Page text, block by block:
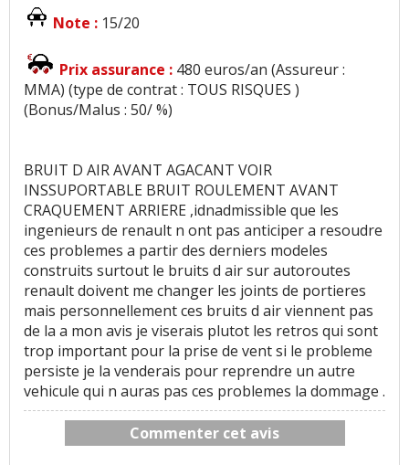
Note : 15/20
Prix assurance : 480 euros/an (Assureur :
MMA) (type de contrat : TOUS RISQUES )
(Bonus/Malus : 50/ %)
BRUIT D AIR AVANT AGACANT VOIR
INSSUPORTABLE BRUIT ROULEMENT AVANT
CRAQUEMENT ARRIERE ,idnadmissible que les
ingenieurs de renault n ont pas anticiper a resoudre
ces problemes a partir des derniers modeles
construits surtout le bruits d air sur autoroutes
renault doivent me changer les joints de portieres
mais personnellement ces bruits d air viennent pas
de la a mon avis je viserais plutot les retros qui sont
trop important pour la prise de vent si le probleme
persiste je la venderais pour reprendre un autre
vehicule qui n auras pas ces problemes la dommage .
Commenter cet avis